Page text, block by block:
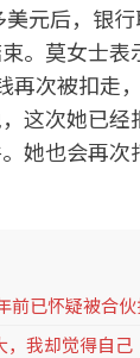
元后，银行
。莫女士表
再次被扣走
这次她已
她也会再次
前已怀疑被合
，我却觉得自